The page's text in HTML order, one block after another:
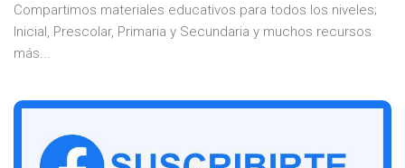
Compartimos materiales educativos para todos los niveles;
Inicial, Prescolar, Primaria y Secundaria y muchos recursos
más...